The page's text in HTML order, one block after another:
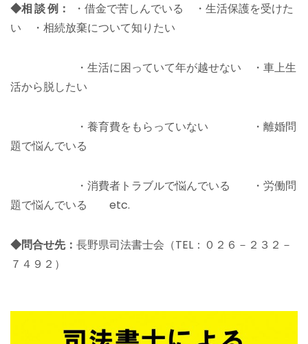
◆相 談 例：
・借金で苦しんでいる ・生活保護を受けた
い ・相続放棄について知りたい
・生活に困っていて年が越せない ・車上生
活から脱したい
・養育費をもらっていない ・離婚問
題で悩んでいる
・消費者トラブルで悩んでいる ・労働問
題で悩んでいる etc.
◆問合せ先： 長野県司法書士会（TEL：０２６－２３２－
７４９２）